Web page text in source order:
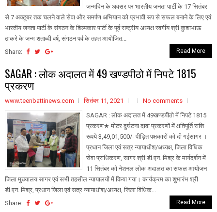
जन्मदिन के अवसर पर भारतीय जनता पार्टी के 17 सितंबर
से 7 अक्टूबर तक चलने वाले सेवा और समर्पण अभियान को प्रभावी रूप से सफल बनाने के लिए एवं
भारतीय जनता पार्टी के संगठन के शिल्पकार पार्टी के पूर्व राष्ट्रीय अध्यक्ष स्वर्गीय श्री कुशाभाऊ
ठाकरे के जन्म शताब्दी वर्ष, संगठन पर्व के तहत आयोजित...
Share:
Read More
SAGAR : लोक अदालत में 49 खण्डपीठो में निपटे 1815
प्रकरण
www.teenbattinews.com सितंबर 11, 2021
No comments
SAGAR : लोक अदालत में 49खण्डपीठो में निपटे 1815
प्रकरण★ मोटर दुर्घटना दावा प्रकरणों में क्षतिपूर्ति राशि
रूपये 3,49,01,500/- पीड़ित पक्षकारों को दी गईसागर ।
प्रधान जिला एवं सत्र न्यायाधीश/अध्यक्ष, जिला विधिक
सेवा प्राधिकरण, सागर श्री डी.एन. मिश्र के मार्गदर्शन में
11 सितंबर को नेशनल लोक अदालत का सफल आयोजन
जिला मुख्यालय सागर एवं सभी तहसील न्यायालयों में किया गया। कार्यक्रम का शुभारंभ श्री
डी.एन. मिश्र, प्रधान जिला एवं सत्र न्यायाधीश/अध्यक्ष, जिला विधिक...
Share:
Read More